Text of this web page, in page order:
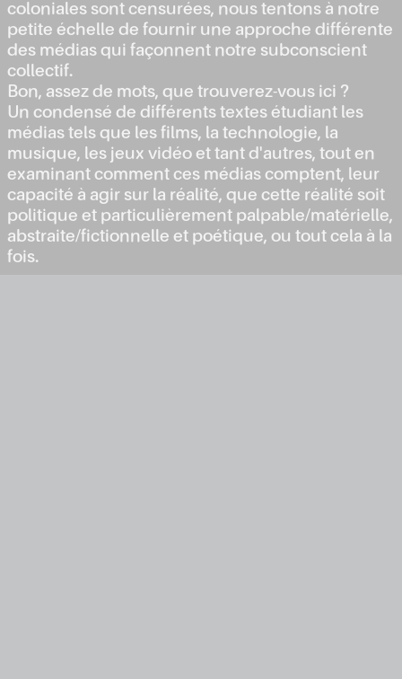
coloniales sont censurées, nous tentons à notre
petite échelle de fournir une approche différente
des médias qui façonnent notre subconscient
collectif.
Bon, assez de mots, que trouverez-vous ici ?
Un condensé de différents textes étudiant les
médias tels que les films, la technologie, la
musique, les jeux vidéo et tant d'autres, tout en
examinant comment ces médias comptent, leur
capacité à agir sur la réalité, que cette réalité soit
politique et particulièrement palpable/matérielle,
abstraite/fictionnelle et poétique, ou tout cela à la
fois.